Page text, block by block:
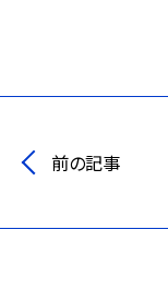
前の記事